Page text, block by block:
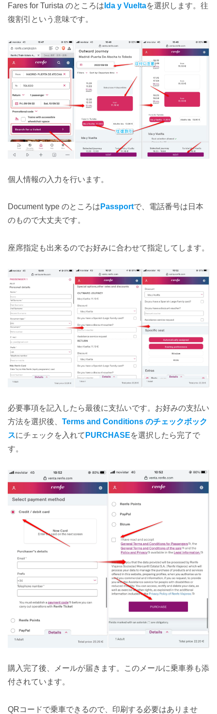
Fares for Turista のところは Ida y Vueltaを選択します。往
復割引という意味です。
個人情報の入力を行います。
Document type のところは Passportで、電話番号は日本
のもので大丈夫です。
座席指定も出来るのでお好みに合わせて指定してします。
必要事項を記入したら最後に支払いです。お好みの支払い
方法を選択後、 Terms and Conditions のチェックボック
スにチェックを入れて PURCHASEを選択したら完了で
す。
購入完了後、メールが届きます。このメールに乗車券も添
付されています。
QRコードで乗車できるので、印刷する必要はありませ